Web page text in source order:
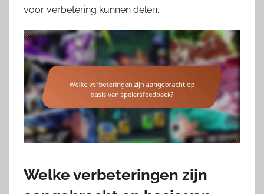
voor verbetering kunnen delen.
Welke verbeteringen zijn